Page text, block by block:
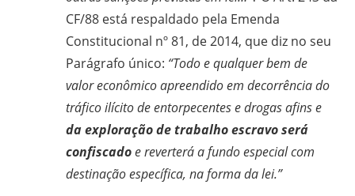
CF/88 está respaldado pela Emenda
Constitucional nº 81, de 2014, que diz no seu
Parágrafo único: “Todo e qualquer bem de
valor econômico apreendido em decorrência do
tráfico ilícito de entorpecentes e drogas afins e
da exploração de trabalho escravo será
confiscadoe reverterá a fundo especial com
destinação específica, na forma da lei.”